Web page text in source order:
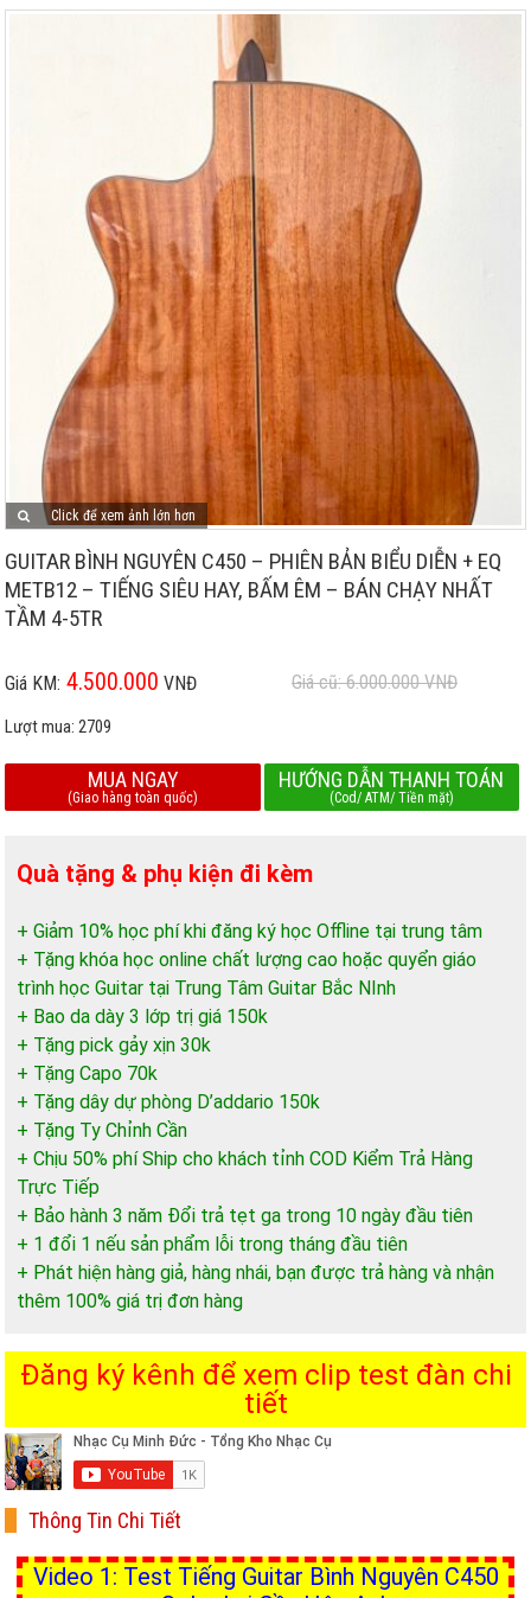
Click để xem ảnh lớn hơn
GUITAR BÌNH NGUYÊN C450 – PHIÊN BẢN BIỂU DIỄN + EQ
METB12 – TIẾNG SIÊU HAY, BẤM ÊM – BÁN CHẠY NHẤT
TẦM 4-5TR
Giá KM: 4.500.000 VNĐ Giá cũ: 6.000.000VNĐ
Lượt mua:2709
MUA NGAY
(Giao hàng toàn quốc)
HƯỚNG DẪN THANH TOÁN
(Cod/ ATM/ Tiền mặt)
Quà tặng & phụ kiện đi kèm
+ Giảm 10% học phí khi đăng ký học Offline tại trung tâm
+ Tặng khóa học online chất lượng cao hoặc quyển giáo
trình học Guitar tại Trung Tâm Guitar Bắc NInh
+ Bao da dày 3 lớp trị giá 150k
+ Tặng pick gảy xịn 30k
+ Tặng Capo 70k
+ Tặng dây dự phòng D’addario 150k
+ Tặng Ty Chỉnh Cần
+ Chịu 50% phí Ship cho khách tỉnh COD Kiểm Trả Hàng
Trực Tiếp
+ Bảo hành 3 năm Đổi trả tẹt ga trong 10 ngày đầu tiên
+ 1 đổi 1 nếu sản phẩm lỗi trong tháng đầu tiên
+ Phát hiện hàng giả, hàng nhái, bạn được trả hàng và nhận
thêm 100% giá trị đơn hàng
Đăng ký kênh để xem clip test đàn chi
tiết
Thông Tin Chi Tiết
Video 1: Test Tiếng Guitar Bình Nguyên C450